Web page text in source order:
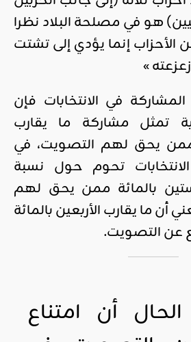
هو في مصلحة البلاد نظرا
الأحزاب إنما يؤدي إلى تشتت
»
في الانتخابات فإن
تمثل مشاركة ما يقارب
ممن يحق لهم التصويت، في
تحوم حول نسبة
بالمائة ممن يحق لهم
أن ما يقارب الأربعين بالمائة
عن التصويت.
أن امتناع